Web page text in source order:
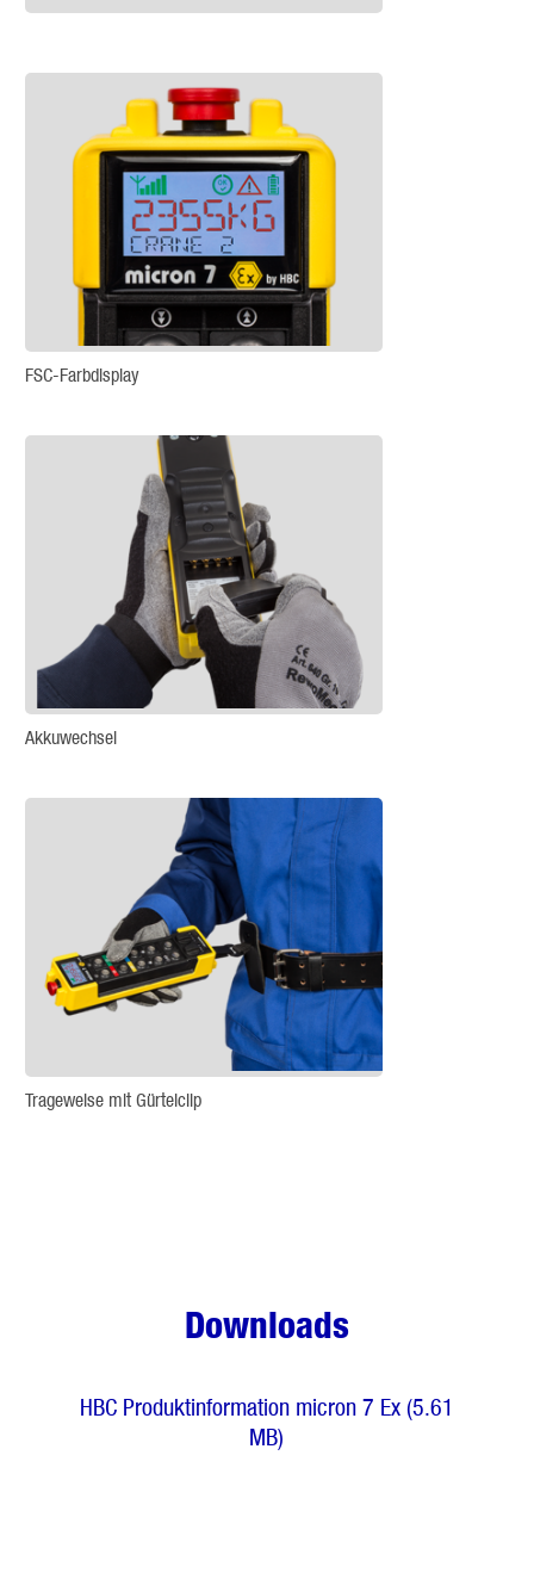
FSC-Farbdisplay
Akkuwechsel
Trageweise mit Gürtelclip
Downloads
HBC Produktinformation micron 7 Ex (5.61
MB)